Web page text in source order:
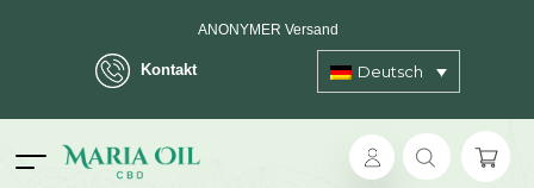
Kontakt
ANONYMER Versand
Deutsch